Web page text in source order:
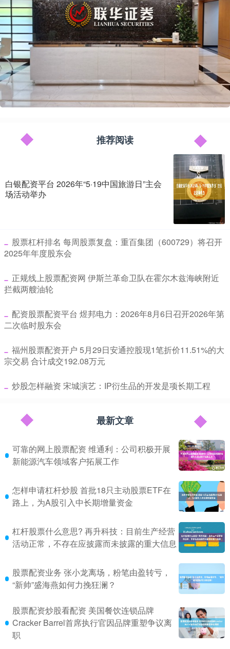
推荐阅读
白银配资平台 2026年“5·19中国旅游日”主会
场活动举办
​股票杠杆排名 每周股票复盘：重百集团（600729）将召开
2025年年度股东会
​正规线上股票配资网 伊斯兰革命卫队在霍尔木兹海峡附近
拦截两艘油轮
​配资股票配资平台 煜邦电力：2026年8月6日召开2026年第
二次临时股东会
​福州股票配资开户 5月29日安通控股现1笔折价11.51%的大
宗交易 合计成交192.08万元
​炒股怎样融资 宋城演艺：IP衍生品的开发是项长期工程
最新文章
可靠的网上股票配资 维通利：公司积极开展
新能源汽车领域客户拓展工作
怎样申请杠杆炒股 首批18只主动股票ETF在
路上，为A股引入中长期增量资金
杠杆股票什么意思? 再升科技：目前生产经营
活动正常，不存在应披露而未披露的重大信息
股票配资业务 张小龙离场，粉笔由盈转亏，
“新帅”盛海燕如何力挽狂澜？
股票配资炒股看配资 美国餐饮连锁品牌
Cracker Barrel首席执行官因品牌重塑争议离
职